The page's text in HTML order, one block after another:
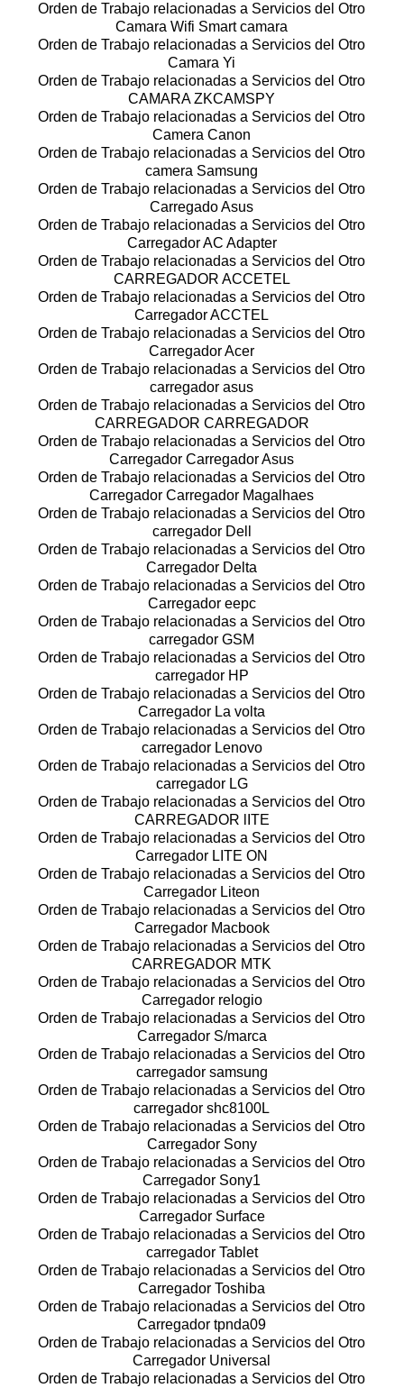
Orden de Trabajo relacionadas a Servicios del Otro
Camara Wifi Smart camara
Orden de Trabajo relacionadas a Servicios del Otro
Camara Yi
Orden de Trabajo relacionadas a Servicios del Otro
CAMARA ZKCAMSPY
Orden de Trabajo relacionadas a Servicios del Otro
Camera Canon
Orden de Trabajo relacionadas a Servicios del Otro
camera Samsung
Orden de Trabajo relacionadas a Servicios del Otro
Carregado Asus
Orden de Trabajo relacionadas a Servicios del Otro
Carregador AC Adapter
Orden de Trabajo relacionadas a Servicios del Otro
CARREGADOR ACCETEL
Orden de Trabajo relacionadas a Servicios del Otro
Carregador ACCTEL
Orden de Trabajo relacionadas a Servicios del Otro
Carregador Acer
Orden de Trabajo relacionadas a Servicios del Otro
carregador asus
Orden de Trabajo relacionadas a Servicios del Otro
CARREGADOR CARREGADOR
Orden de Trabajo relacionadas a Servicios del Otro
Carregador Carregador Asus
Orden de Trabajo relacionadas a Servicios del Otro
Carregador Carregador Magalhaes
Orden de Trabajo relacionadas a Servicios del Otro
carregador Dell
Orden de Trabajo relacionadas a Servicios del Otro
Carregador Delta
Orden de Trabajo relacionadas a Servicios del Otro
Carregador eepc
Orden de Trabajo relacionadas a Servicios del Otro
carregador GSM
Orden de Trabajo relacionadas a Servicios del Otro
carregador HP
Orden de Trabajo relacionadas a Servicios del Otro
Carregador La volta
Orden de Trabajo relacionadas a Servicios del Otro
carregador Lenovo
Orden de Trabajo relacionadas a Servicios del Otro
carregador LG
Orden de Trabajo relacionadas a Servicios del Otro
CARREGADOR lITE
Orden de Trabajo relacionadas a Servicios del Otro
Carregador LITE ON
Orden de Trabajo relacionadas a Servicios del Otro
Carregador Liteon
Orden de Trabajo relacionadas a Servicios del Otro
Carregador Macbook
Orden de Trabajo relacionadas a Servicios del Otro
CARREGADOR MTK
Orden de Trabajo relacionadas a Servicios del Otro
Carregador relogio
Orden de Trabajo relacionadas a Servicios del Otro
Carregador S/marca
Orden de Trabajo relacionadas a Servicios del Otro
carregador samsung
Orden de Trabajo relacionadas a Servicios del Otro
carregador shc8100L
Orden de Trabajo relacionadas a Servicios del Otro
Carregador Sony
Orden de Trabajo relacionadas a Servicios del Otro
Carregador Sony1
Orden de Trabajo relacionadas a Servicios del Otro
Carregador Surface
Orden de Trabajo relacionadas a Servicios del Otro
carregador Tablet
Orden de Trabajo relacionadas a Servicios del Otro
Carregador Toshiba
Orden de Trabajo relacionadas a Servicios del Otro
Carregador tpnda09
Orden de Trabajo relacionadas a Servicios del Otro
Carregador Universal
Orden de Trabajo relacionadas a Servicios del Otro